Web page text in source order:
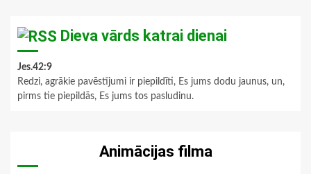
Dieva vārds katrai dienai
Jes.42:9
Redzi, agrākie pavēstījumi ir piepildīti, Es jums dodu jaunus, un,
pirms tie piepildās, Es jums tos pasludinu.
Animācijas filma